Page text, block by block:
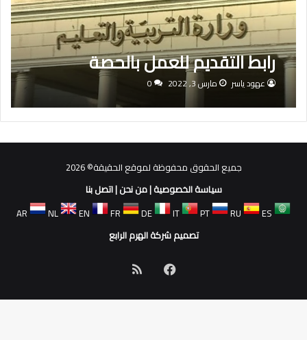
رابط التقديم للعمل بالحصة
عهود ياسر مارس 3, 2022 0
جميع الحقوق محفوظة لموقع الحقيقة© 2026
سياسة الخصوصية|من نحن|اتصل بنا
AR
NL EN FR DE IT PT RU
ES
تصميم شركة الهرم الرابع
فيسبوك
الموقع